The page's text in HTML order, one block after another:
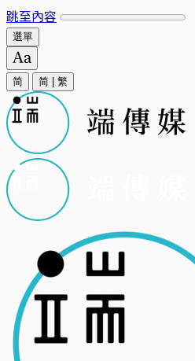
跳至內容
選單
简 简 繁